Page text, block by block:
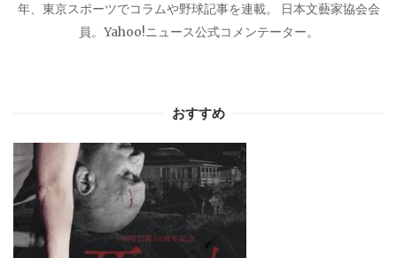
年、東京スポーツでコラムや野球記事を連載。 日本文藝家協会会
員。Yahoo!ニュース公式コメンテーター。
おすすめ